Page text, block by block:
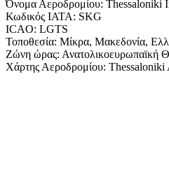
Όνομα Αεροδρομίου: Thessaloniki
Κωδικός IATA: SKG
ICAO: LGTS
Τοποθεσία: Μίκρα, Μακεδονία,
Ζώνη ώρας: Ανατολικοευρωπαϊκή
Χάρτης Αεροδρομίου: Thessaloniki